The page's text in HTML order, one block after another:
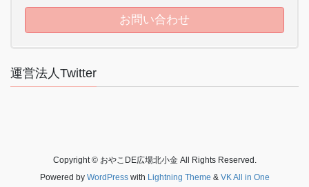
お問い合わせ
運営法人Twitter
Copyright © おやこDE広場北小金 All Rights Reserved.
Powered by WordPresswith Lightning Theme & VK All in One